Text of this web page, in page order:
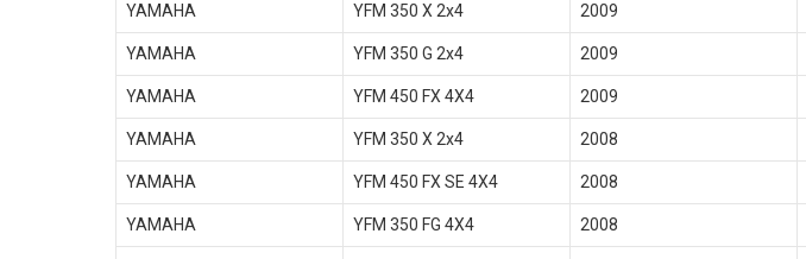
YAMAHA YFM 350 X 2x4 2009
YAMAHA YFM 350 G 2x4 2009
YAMAHA YFM 450 FX 4X4 2009
YAMAHA YFM 350 X 2x4 2008
YAMAHA YFM 450 FX SE 4X4 2008
YAMAHA YFM 350 FG 4X4 2008